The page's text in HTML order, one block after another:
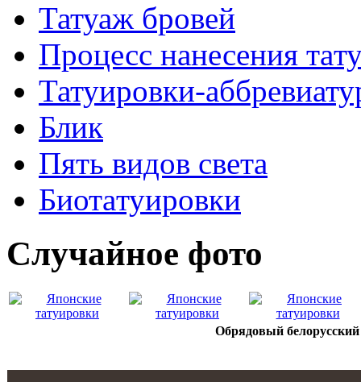
Татуаж бровей
Процесс нанесения
Татуировки-
Блик
Пять видов светa
Биотaтуировки
Случайнoе фото
Обрядовый